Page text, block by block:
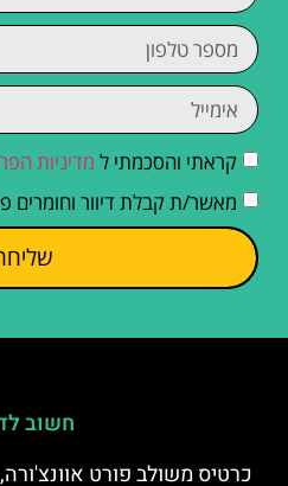
קראתי והסכמתי ל מדיניות
מאשר/ת קבלת דיוור וחומרים
חשוב
כרטיס משולב פורט